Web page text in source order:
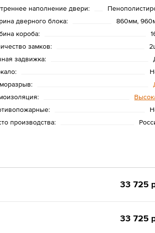
наполнение двери:
дверного блока:
860мм,
короба:
замков:
задвижка:
производства:
33 725
33 725